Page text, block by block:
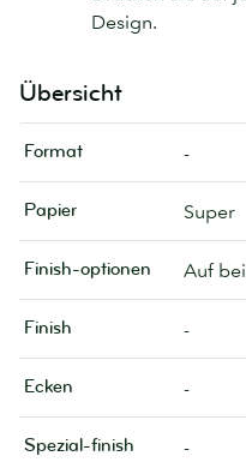
Design.
Übersicht
Format -
Papier Super
Finish-optionen Auf
Finish -
Ecken -
Spezial-finish -